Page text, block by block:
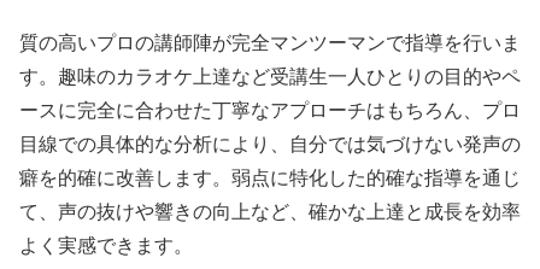
質の高いプロの講師陣が完全マンツーマンで指導を行いま
す。趣味のカラオケ上達など受講生一人ひとりの目的やペ
ースに完全に合わせた丁寧なアプローチはもちろん、プロ
目線での具体的な分析により、自分では気づけない発声の
癖を的確に改善します。弱点に特化した的確な指導を通じ
て、声の抜けや響きの向上など、確かな上達と成長を効率
よく実感できます。